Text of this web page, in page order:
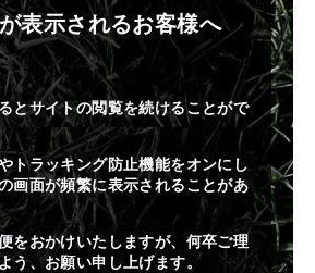
表示されるお客様へ
とサイトの閲覧を続けることがで
トラッキング防止機能をオンにし
画面が頻繁に表示されることがあ
をおかけいたしますが、何卒ご理
う、お願い申し上げます。